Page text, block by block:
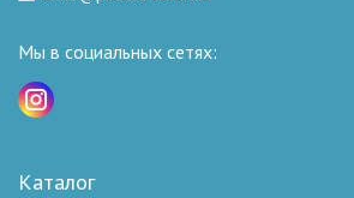
Мы в социальных сетях:
Каталог